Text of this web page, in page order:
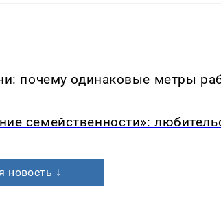
почему одинаковые метры
семейственности»:
новость ↓